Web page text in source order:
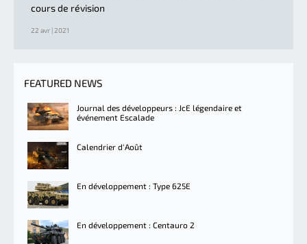
cours de révision
22 avr | 2021
FEATURED NEWS
Journal des développeurs : JcE légendaire et
événement Escalade
Calendrier d'Août
En développement : Type 625E
En développement : Centauro 2